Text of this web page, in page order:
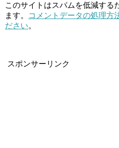
このサイトはスパムを低減する
ます。
コメントデータの処理方
ださい。
スポンサーリンク